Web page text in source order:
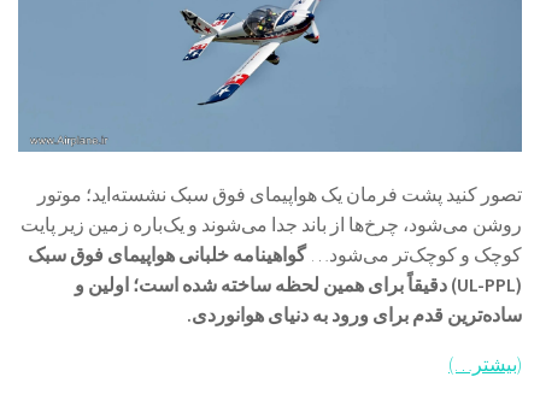
تصور کنید پشت فرمان یک هواپیمای فوق سبک نشسته‌اید؛ موتور
روشن می‌شود، چرخ‌ها از باند جدا می‌شوند و یک‌باره زمین زیر پایت
کوچک و کوچک‌تر می‌شود…گواهینامه خلبانی هواپیمای فوق سبک
(UL-PPL) دقیقاً برای همین لحظه ساخته شده است؛ اولین و
ساده‌ترین قدم برای ورود به دنیای هوانوردی.
(بیشتر…)